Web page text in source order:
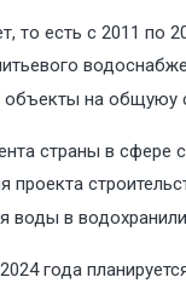
то есть с 2011
на общуюу
страны в
проекта
воды в
года